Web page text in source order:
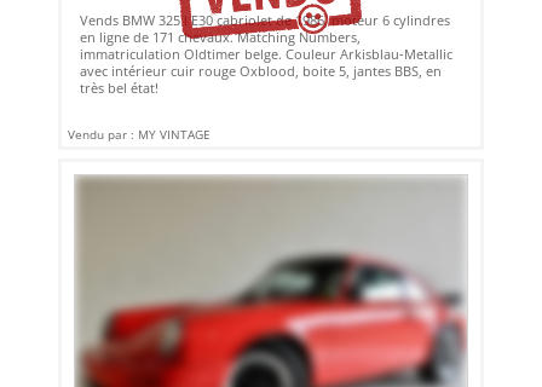
Vends BMW 325 I E30 cabriolet de 1986, moteur 6 cylindres
en ligne de 171 chevaux. Matching Numbers,
immatriculation Oldtimer belge. Couleur Arkisblau-Metallic
avec intérieur cuir rouge Oxblood, boite 5, jantes BBS, en
très bel état!
Vendu par : MY VINTAGE